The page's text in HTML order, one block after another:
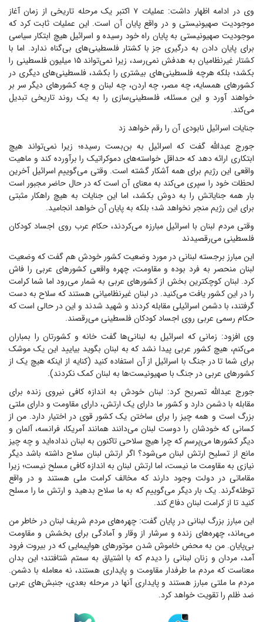
وی در ادامه اظهار داشت: عملیات ۷ اکتبر یک مرحله تاریخی از زمان آغاز
موجودیت صهیونیستی و در واقع پایان آن است. این عملیات ثابت کرد که
موجودیت صهیونیستی به پایان راه خود رسیده و اسرائیل هیچ ابتکار سیاسی
برای پایان دادن به درگیری جز با کشتار فلسطینی‌های بی‌گناه ندارد. اما با
کشتار غیرنظامیان به هدفش نمی‌رسد، زیرا نمی‌تواند ۱۵ میلیون فلسطینی را
بکشد؛ بلکه هرچه فلسطینی‌های بیشتری را بکشد، فلسطینی‌های دیگری در
کشورهای همسایه، چه مصر، چه اردن، چه لبنان و چه کشورهای دیگر سر بر
خواهند آورد و این مسئله، فلسطینی‌سازی را به یک روند تاریخی تبدیل
می‌کند.
جنایات اسرائیل نابودی آن را رقم خواهد زد
جورج عبدالله گفت که اسرائیل به بن‌بست رسیده؛ زیرا نمی‌تواند هیچ
ابتکاری ارائه دهد که حداقل خواسته‌های دموکراتیک را برآورده کند و ماهیت
واقعی این رژیم برای همه آشکار گشته است. وقتی می‌گوییم اسرائیل آخرین
لحظات خود را سپری می‌کند به معنای آن است که در حال حاضر مجبور است
بار همه جنایاتش را به دوش بکشد، اما این جنایات به هیچ راهکار مثبتی
برای این رژیم منجر نخواهد شد؛ بلکه به پایان آن خواهد انجامید.
وقتی مردم لبنان با اسرائیل مبارزه می‌کردند، حکام عرب روی اجساد کودکان
فلسطینی می‌رقصیدند
این مبارز برجسته لبنانی در مورد وضعیت کشور خودش هم گفت که وضعیت
لبنان منحصر به فرد بوده و مقاومت، چهره واقعی کشورهای عربی را فاش
کرد. لبنان کوچکترین بخش از کشورهای عربی به شمار می‌رود اما شما کرامت
را در این کشور یافت می‌کنید. در لبنان غیرنظامیانی هستند که سلاح به دست
گرفتند، با دشمن اسرائیلی مقابله کردند و شهید شدند و این در حالی است که
حکام رسمی عربی روی اجساد کودکان فلسطینی می‌رقصند.
وی افزود: زمانی که اسرائیل به لبنانی‌ها گفت خانه و کشورتان را بمباران
می‌کنم، هیچ کشور عربی پیدا نشد که به لبنان بگوید بیایید این یک موشک
برای شما تا در جنگ با اسرائیل از آن استفاده کنید (کنایه از اینکه هیچ یک از
کشورهای عربی در جنگ با صهیونیست‌ها به لبنان کمک نکردند).
جورج عبدالله تصریح کرد: لبنان خودش به اندازه کافی نیروی زنده برای
مقابله با دشمن دارد و کشور ما دارای یک ارتش، دارای مقاومت و دارای ملتی
بزرگ است و همه چیز را برای ساختن یک کشور قوی در اختیار دارد. من از
کسانی که خودشان را دوست لبنان می‌دانند همانند آمریکا، فرانسه، آلمان و
دیگر کشورها می‌پرسم که چرا هیچ سلاحی تاکنون به لبنان نداده‌اید و چه چیز
مانع از تسلیح ارتش لبنان می‌شود؟ اگر ارتش لبنان سلاح داشته باشد دیگر
نیازی به مقاومت ما نیست، اما ارتش لبنان به اندازه کافی مسلح نیست؛ زیرا
مقاماتی در دولت وجود دارند که مخالف کرامت ملی هستند و در واقع
توطئه‌گرند. یک بار دیگر می‌گوییم که به ما سلاح بدهید و ارتش ما را مسلح
کنید تا از کرامت لبنان دفاع کند.
این مبارز بزرگ لبنانی در پایان گفت: چهره‌های مردم شریف لبنان در خاطر من
می‌ماند، چهره‌های زنده و سرشار از وقار و آمادگی برای بخشش و مقاومت
بی‌پایان. من به محض خاموش شدن موتورهای هواپیمایی که در بیروت فرود
آمد، مردان و زنان لبنانی را دیدم که با اشتیاق به سمتم شتافتند؛ این بدان
معناست که مردم ما طرفدار مقاومت و پایداری هستند، نه معامله با دشمن.
مردم ما ملتی مبارز هستند و پایداری آنها در مرحله بعدی، جنبش‌های عربی
ضد ظلم را تقویت خواهد کرد.